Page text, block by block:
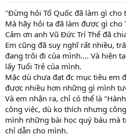
"Đừng hỏi Tổ Quốc đã làm gì cho
Mà hãy hỏi ta đã làm được gì cho
Cảm ơn anh Vũ Đức Trí Thể đã
Em cũng đã suy nghĩ rất nhiều,
đang trôi đi của mình.... Và hiện
lấy Tuổi Trẻ của mình.
Mặc dù chưa đạt đc mục tiêu em
được nhiều hơn những gì mình
Và em nhận ra, chỉ có thể là
công việc, dù ko thích nhưng
mình những bài học quý báu mà
chỉ dẫn cho mình.